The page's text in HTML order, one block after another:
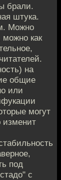
брали.
штука.
Можно
можно как
на
общие
или
могут
изменит
под
с